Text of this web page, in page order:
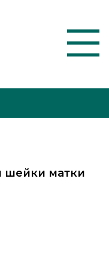
УСЛУГИ И ЦЕНЫ
шейки матки